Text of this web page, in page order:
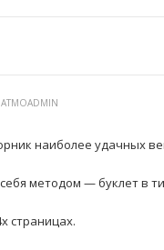
ATMOADMIN
наиболее удачных
методом — буклет в
страницах.